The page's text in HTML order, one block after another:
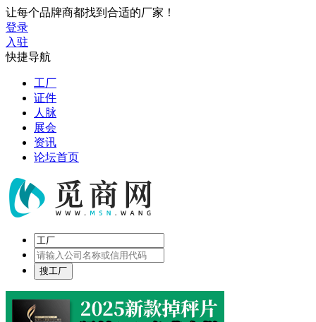
让每个品牌商都找到合适的厂家！
登录
入驻
快捷导航
工厂
证件
人脉
展会
资讯
论坛首页